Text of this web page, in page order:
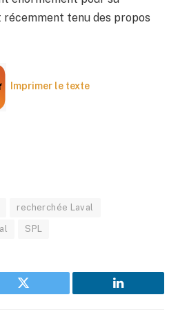
tenu des propos
Imprimer le texte
recherchée Laval
SPL
Twitter LinkedIn